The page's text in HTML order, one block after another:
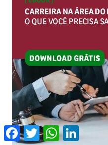
FacebookTwitterWhatsApp
LinkedIn